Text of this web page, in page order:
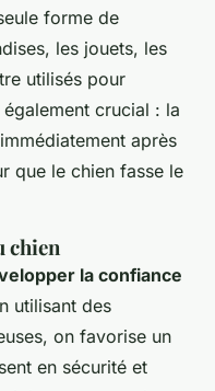
forme de
les jouets, les
utilisés pour
crucial : la
après
que le chien fasse le
chien
la confiance
utilisant des
on favorise un
en sécurité et